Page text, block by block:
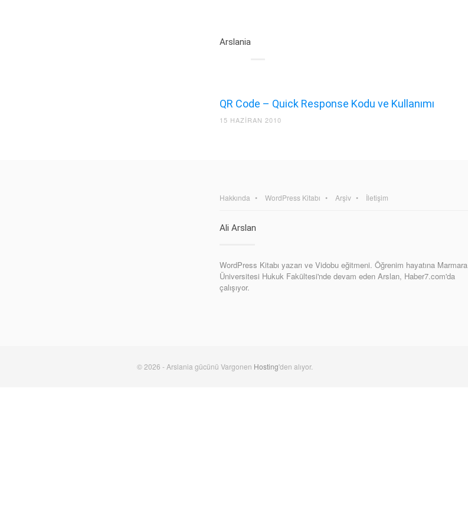
Arslania
QR Code – Quick Response Kodu ve Kullanımı
15 HAZIRAN 2010
Hakkında WordPress Kitabı Arşiv İletişim
Ali Arslan
WordPress Kitabı yazarı ve Vidobu eğitmeni. Öğrenim hayatına Marmara
Üniversitesi Hukuk Fakültesi'nde devam eden Arslan, Haber7.com'da
çalışıyor.
© 2026 - Arslania gücünü Vargonen Hosting'den alıyor.